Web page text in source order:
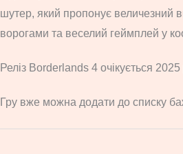
шутер, який пропонує величезний
ворогами та веселий геймплей у
Реліз Borderlands 4 очікується
Гру вже можна додати до списку